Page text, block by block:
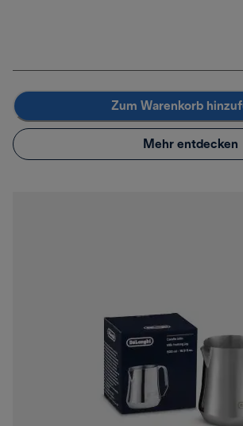
Zum Warenkorb
Mehr entdecken